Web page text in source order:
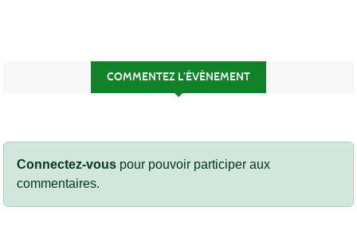
COMMENTEZ L’ÉVÈNEMENT
Connectez-vous pour pouvoir participer aux
commentaires.